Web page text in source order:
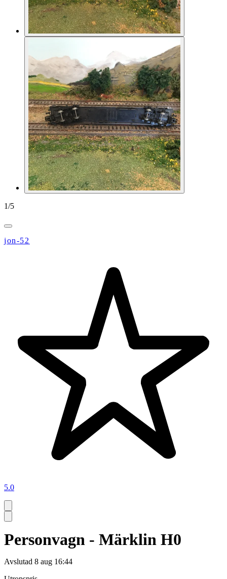
1/5
jon-52
5.0
Personvagn - Märklin H0
Avslutad 8 aug 16:44